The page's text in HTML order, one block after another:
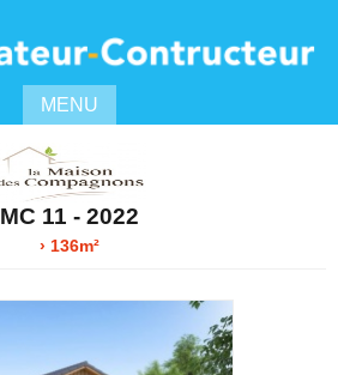
MENU
MC 11 - 2022
› 136m²